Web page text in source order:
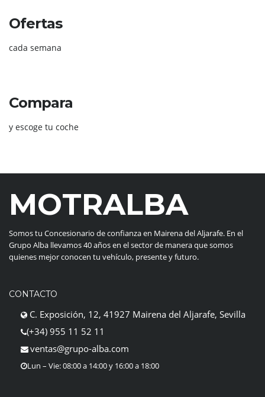
Ofertas
cada semana
Compara
y escoge tu coche
MOTRALBA
Somos tu Concesionario de confianza en Mairena del Aljarafe. En el
Grupo Alba llevamos 40 años en el sector de manera que somos
quienes mejor conocen tu vehículo, presente y futuro.
CONTACTO
C. Exposición, 12, 41927 Mairena del Aljarafe, Sevilla
(+34) 955 11 52 11
ventas@grupo-alba.com
Lun – Vie: 08:00 a 14:00 y 16:00 a 18:00